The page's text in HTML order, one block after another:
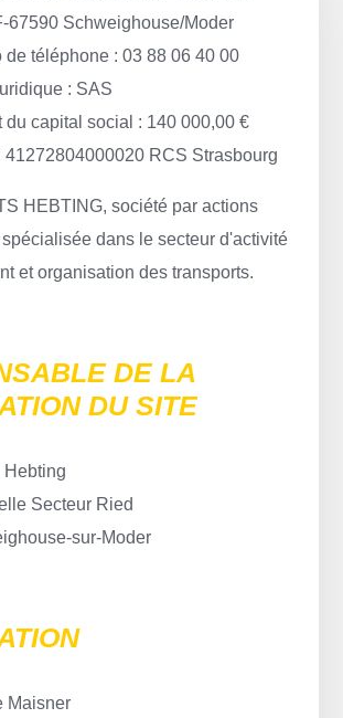
67590 Schweighouse/Moder
de téléphone : 03 88 06 40 00
: SAS
du capital social : 140 000,00 €
41272804000020 RCS Strasbourg
HEBTING, société par actions
dans le secteur d'activité
et organisation des transports.
DE LA
DU SITE
Hebting
Secteur Ried
sur-Moder
Maisner